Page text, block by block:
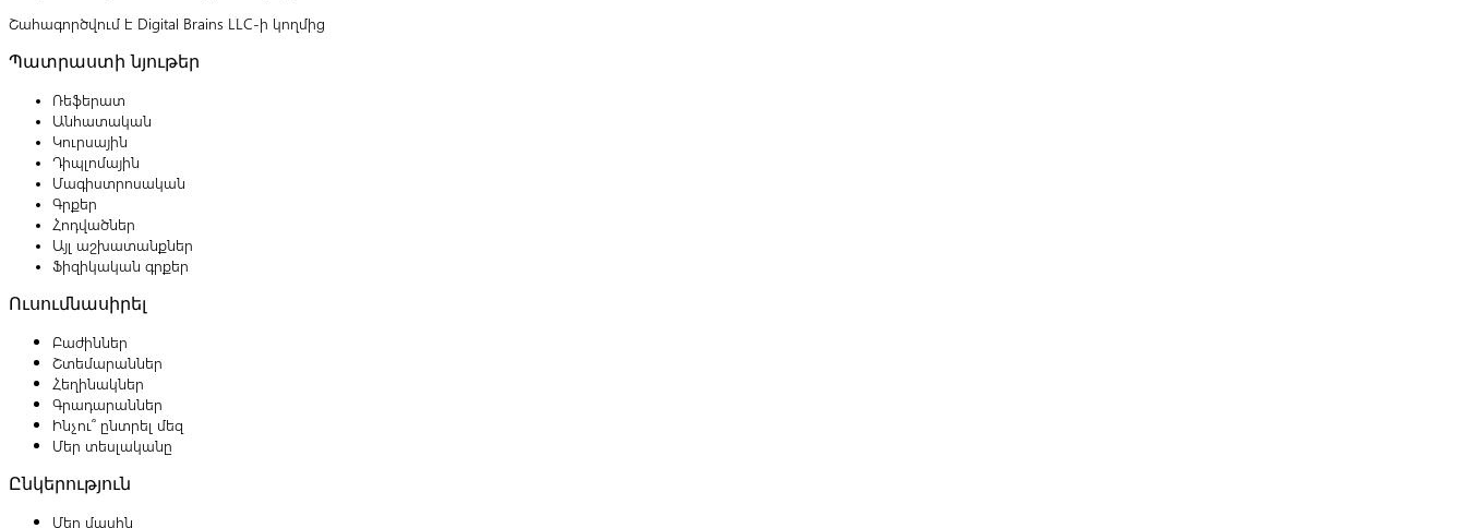
Շահագործվում է Digital Brains LLC-ի կողմից
Պատրաստի նյութեր
Ռեֆերատ
Անհատական
Կուրսային
Դիպլոմային
Մագիստրոսական
Գրքեր
Հոդվածներ
Այլ աշխատանքներ
Ֆիզիկական գրքեր
Ուսումնասիրել
Բաժիններ
Շտեմարաններ
Հեղինակներ
Գրադարաններ
Ինչու՞ ընտրել մեզ
Մեր տեսլականը
Ընկերություն
Մեր մասին